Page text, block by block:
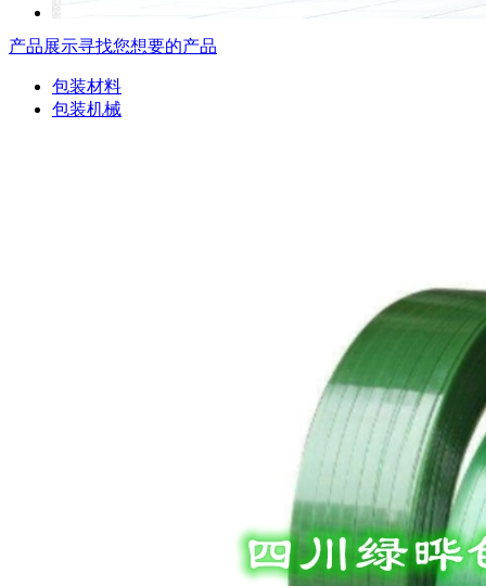
产品展示寻找您想要的产品
包装材料
包装机械